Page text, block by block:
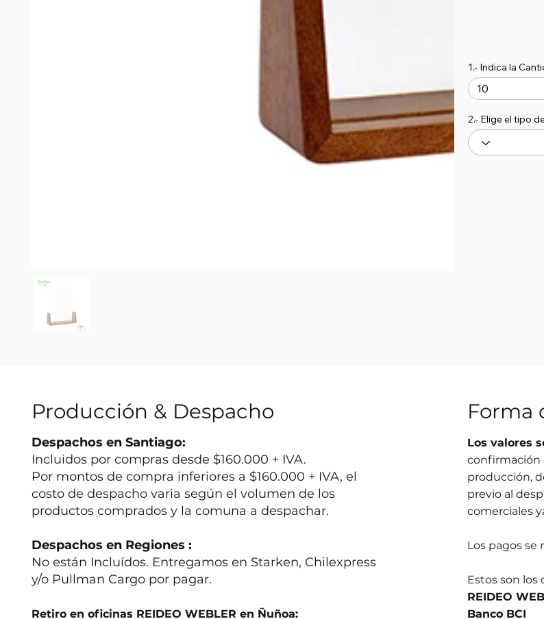
1.- Indica la
2.- Elige el tipo
Producción & Despacho
Despachos en Santiago:
Incluidos por compras desde $160.000 + IVA.
Por montos de compra inferiores a $160.000 + IVA, el
costo de despacho varia según el volumen de los
productos comprados y la comuna a despachar.
Despachos en Regiones :
No están Incluídos. Entregamos en Starken, Chilexpress
y/o Pullman Cargo por pagar.
Retiro en oficinas REIDEO WEBLER en Ñuñoa:
Forma
Los valores
confirmación
producción,
previo al
comerciales
Los pagos se
Estos son los
REIDEO
Banco BCI